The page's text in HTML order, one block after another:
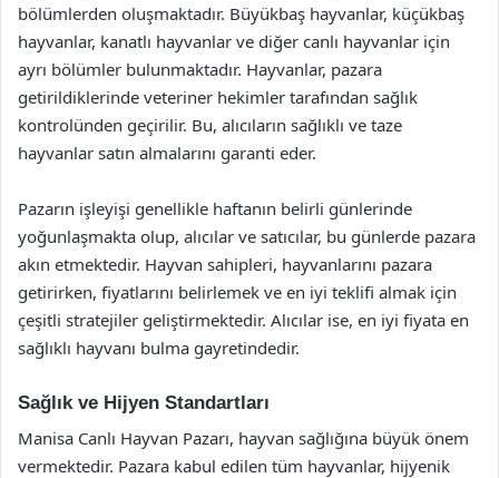
bölümlerden oluşmaktadır. Büyükbaş hayvanlar, küçükbaş
hayvanlar, kanatlı hayvanlar ve diğer canlı hayvanlar için
ayrı bölümler bulunmaktadır. Hayvanlar, pazara
getirildiklerinde veteriner hekimler tarafından sağlık
kontrolünden geçirilir. Bu, alıcıların sağlıklı ve taze
hayvanlar satın almalarını garanti eder.
Pazarın işleyişi genellikle haftanın belirli günlerinde
yoğunlaşmakta olup, alıcılar ve satıcılar, bu günlerde pazara
akın etmektedir. Hayvan sahipleri, hayvanlarını pazara
getirirken, fiyatlarını belirlemek ve en iyi teklifi almak için
çeşitli stratejiler geliştirmektedir. Alıcılar ise, en iyi fiyata en
sağlıklı hayvanı bulma gayretindedir.
Sağlık ve Hijyen Standartları
Manisa Canlı Hayvan Pazarı, hayvan sağlığına büyük önem
vermektedir. Pazara kabul edilen tüm hayvanlar, hijyenik